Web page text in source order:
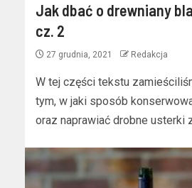
Jak dbać o drewniany
cz. 2
27 grudnia, 2021 Redakcja
W tej części tekstu
tym, w jaki sposób
oraz naprawiać drobne usterki